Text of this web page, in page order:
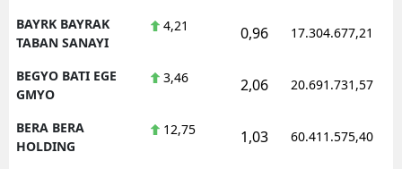
BAYRK BAYRAK
TABAN SANAYI
4,21 0,96 17.304.677,21
BEGYO BATI EGE
GMYO
3,46 2,06 20.691.731,57
BERA BERA
HOLDING
12,75 1,03 60.411.575,40